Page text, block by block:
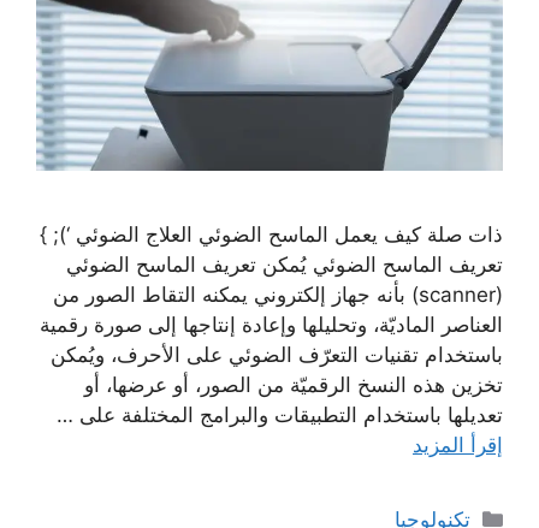
ذات صلة كيف يعمل الماسح الضوئي العلاج الضوئي ‘); }
تعريف الماسح الضوئي يُمكن تعريف الماسح الضوئي
(scanner) بأنه جهاز إلكتروني يمكنه التقاط الصور من
العناصر الماديّة، وتحليلها وإعادة إنتاجها إلى صورة رقمية
باستخدام تقنيات التعرّف الضوئي على الأحرف، ويُمكن
تخزين هذه النسخ الرقميّة من الصور، أو عرضها، أو
تعديلها باستخدام التطبيقات والبرامج المختلفة على …
إقرأ المزيد
التصنيفات
تكنولوجيا